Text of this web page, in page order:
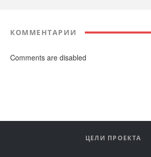
КОММЕНТАРИИ
Comments are disabled
ЦЕЛИ ПРОЕКТА